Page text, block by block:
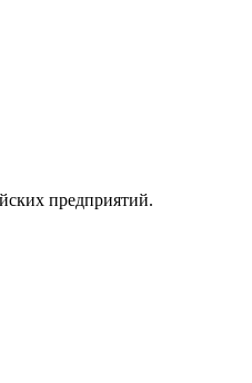
предприятий.